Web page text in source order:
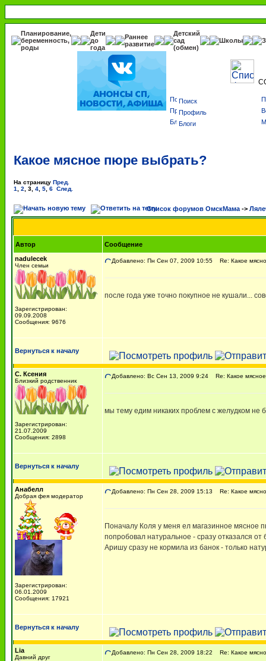
Планирование,
беременность,
роды
Дети
до
года
Раннее
развитие
Детский
сад
(обмен)
Школы
Поиск
Профиль
Блоги
Какое мясное пюре выбрать?
На страницу Пред.
1
2 3 4 5 6 След.
Список форумов ОмскМама ->
Автор
Сообщение
nadulecek
Член семьи
Зарегистрирован:
09.09.2008
Сообщения: 9676
Добавлено: Пн Сен 07, 2009 10:55 Re: Какое
после года уже точно покупное не кушали...
Вернуться к началу
С. Ксения
Близкий родственник
Зарегистрирован:
21.07.2009
Сообщения: 2898
Добавлено: Вс Сен 13, 2009 9:24 Re: Какое
мы тему едим никаких проблем с желудком не
Вернуться к началу
Анабелл
Добрая фея модератор
Зарегистрирован:
06.01.2009
Сообщения: 17921
Добавлено: Пн Сен 28, 2009 15:13 Re: Какое
Поначалу Коля у меня ел магазинное мясное
попробовал натуральное - сразу отказался от
Аришу сразу не кормила из банок - только
Вернуться к началу
Lia
Давний друг
Добавлено: Пн Сен 28, 2009 18:22 Re: Какое